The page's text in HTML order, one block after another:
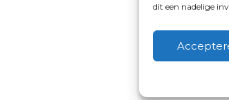
dit een nadelige